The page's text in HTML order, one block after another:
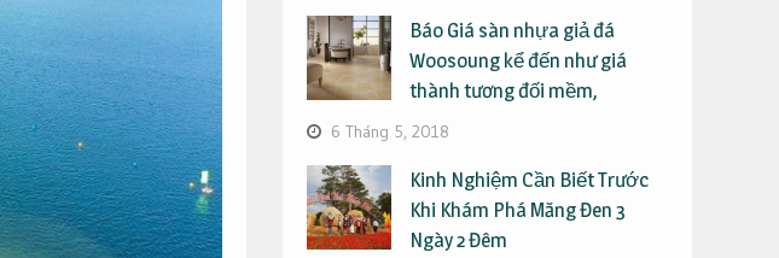
Báo Giá sàn nhựa giả đá
Woosoung kể đến như giá
thành tương đối mềm,
6 Tháng 5, 2018
Kinh Nghiệm Cần Biết Trước
Khi Khám Phá Măng Đen 3
Ngày 2 Đêm